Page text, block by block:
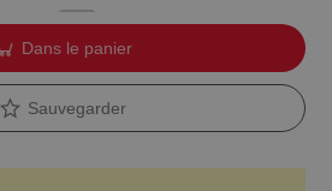
Dans le panier
Sauvegarder